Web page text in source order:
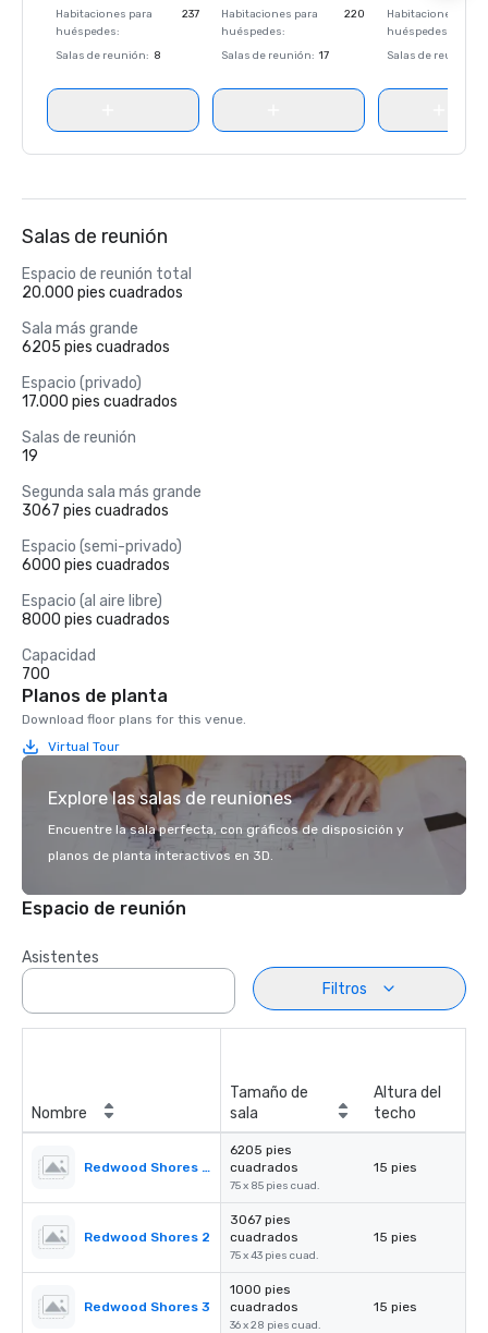
Habitaciones para
huéspedes:
237
Salas de reunión: 8
Habitaciones para
huéspedes:
220
Salas de reunión: 17
Habitaciones para
huéspedes
Salas de reunión
Salas de reunión
Espacio de reunión total
20.000 pies cuadrados
Sala más grande
6205 pies cuadrados
Espacio (privado)
17.000 pies cuadrados
Salas de reunión
19
Segunda sala más grande
3067 pies cuadrados
Espacio (semi-privado)
6000 pies cuadrados
Espacio (al aire libre)
8000 pies cuadrados
Capacidad
700
Planos de planta
Download floor plans for this venue.
Virtual Tour
Explore las salas de reuniones
Encuentre la sala perfecta, con gráficos de disposición y
planos de planta interactivos en 3D.
Espacio de reunión
Asistentes
Filtros
Nombre
Tamaño de
sala
Altura del
techo
Redwood Shores Ballroom
6205 pies
cuadrados
75 x 85 pies cuad.
15 pies
Redwood Shores 2
3067 pies
cuadrados
75 x 43 pies cuad.
15 pies
Redwood Shores 3
1000 pies
cuadrados
36 x 28 pies cuad.
15 pies